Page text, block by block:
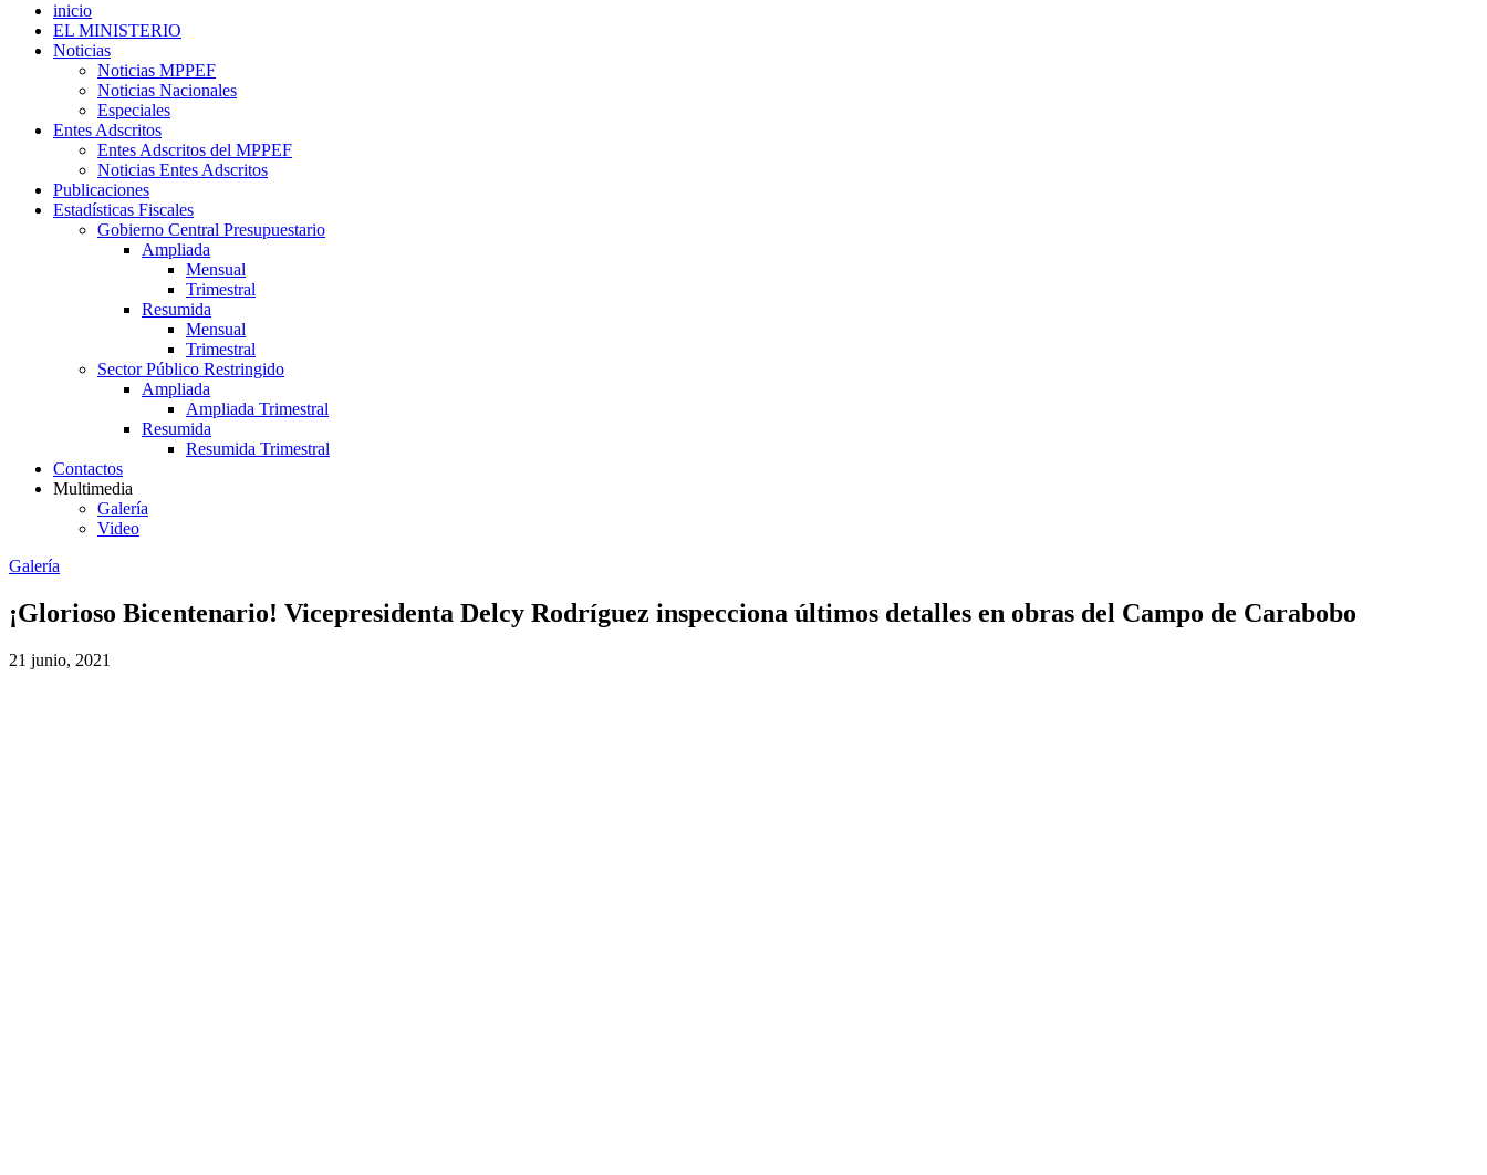
inicio
EL MINISTERIO
Noticias
Noticias MPPEF
Noticias Nacionales
Especiales
Entes Adscritos
Entes Adscritos del MPPEF
Noticias Entes Adscritos
Publicaciones
Estadísticas Fiscales
Gobierno Central Presupuestario
Ampliada
Mensual
Trimestral
Resumida
Mensual
Trimestral
Sector Público Restringido
Ampliada
Ampliada Trimestral
Resumida
Resumida Trimestral
Contactos
Multimedia
Galería
Video
Galería
¡Glorioso Bicentenario! Vicepresidenta Delcy Rodríguez inspecciona últimos detalles en obras del Campo de Carabobo
21 junio, 2021